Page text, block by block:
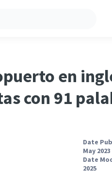
en
con 91
Date
May 2023
Date
2025